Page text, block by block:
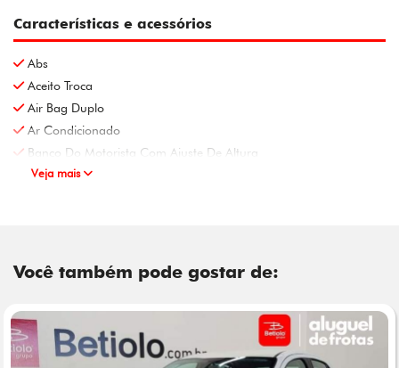
Características e acessórios
Abs
Aceito Troca
Air Bag Duplo
Ar Condicionado
Banco Do Motorista Com Ajuste De Altura
Veja mais
Você também pode gostar de: